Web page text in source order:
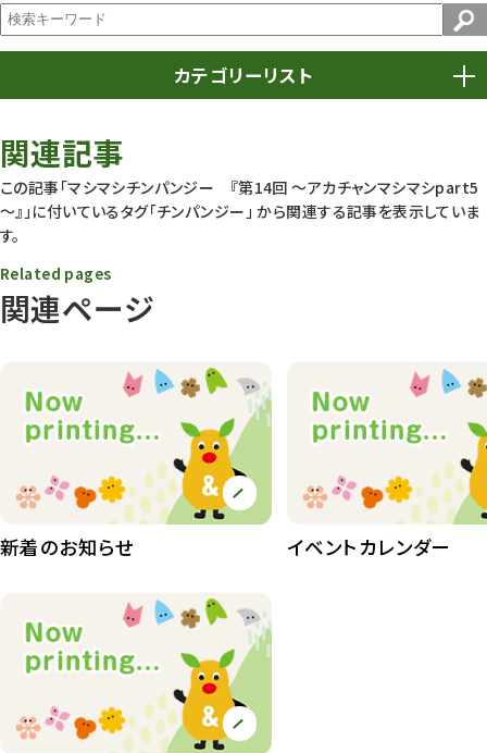
カテゴリーリスト
動物園
動物園長のZooコラム 172
植物園
植物園長の庭
植物園 その他
桜情報 83
紅葉情報 52
イベント
環境教育
関連記事
この記事「マシマシチンパンジー 『第14回 ～アカチャンマシマシpart5
～』」に付いているタグ「チンパンジー」 から関連する記事を表示していま
す。
関連ページ
Related pages
新着のお知らせ イベントカレンダー